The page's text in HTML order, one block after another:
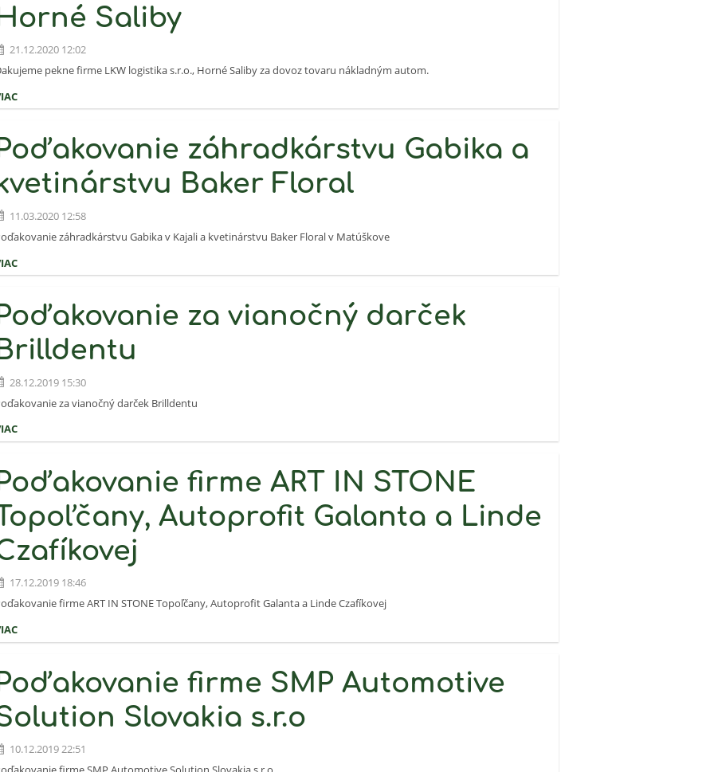
Saliby
21.12.2020 12:02
pekne firme LKW logistika s.r.o., Horné Saliby za dovoz tovaru nákladným autom.
záhradkárstvu Gabika a
Baker Floral
11.03.2020 12:58
záhradkárstvu Gabika v Kajali a kvetinárstvu Baker Floral v Matúškove
za vianočný darček
28.12.2019 15:30
za vianočný darček Brilldentu
firme ART IN STONE
Autoprofit Galanta a Linde
17.12.2019 18:46
firme ART IN STONE Topoľčany, Autoprofit Galanta a Linde Czafíkovej
firme SMP Automotive
Slovakia s.r.o
10.12.2019 22:51